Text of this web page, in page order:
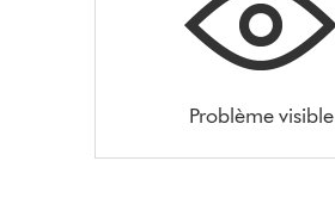
Problème visible